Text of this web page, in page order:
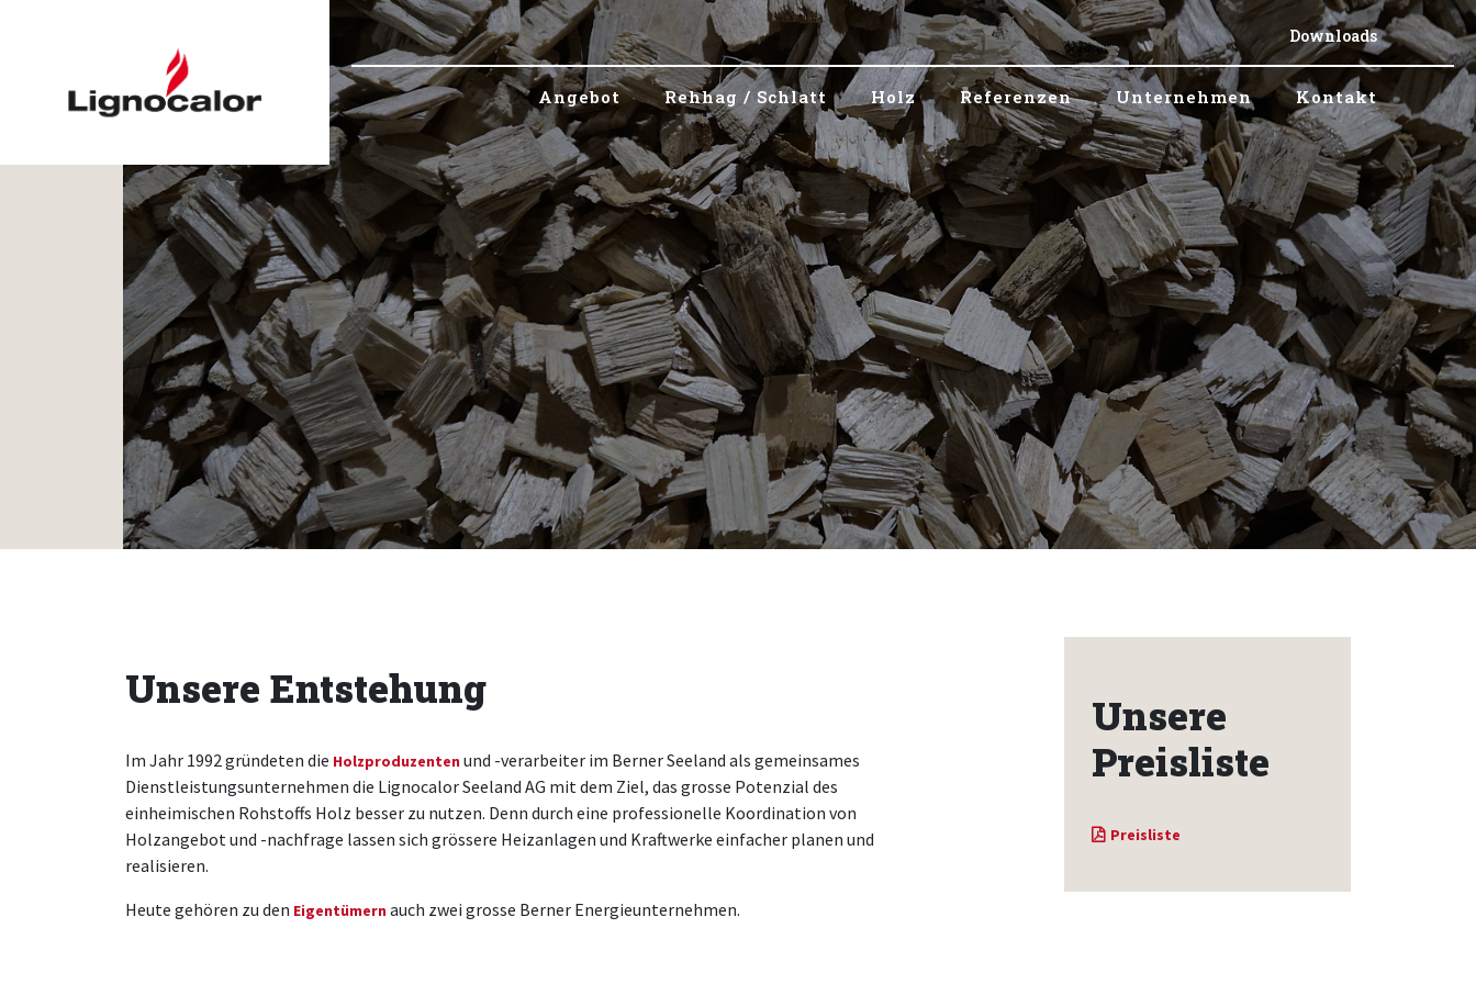
Downloads
Angebot Rehhag / Schlatt Holz Referenzen Unternehmen Kontakt
Unsere Entstehung
Im Jahr 1992 gründeten die Holzproduzenten und -verarbeiter im Berner Seeland als gemeinsames
Dienstleistungsunternehmen die Lignocalor Seeland AG mit dem Ziel, das grosse Potenzial des
einheimischen Rohstoffs Holz besser zu nutzen. Denn durch eine professionelle Koordination von
Holzangebot und -nachfrage lassen sich grössere Heizanlagen und Kraftwerke einfacher planen und
realisieren.
Heute gehören zu den Eigentümern auch zwei grosse Berner Energieunternehmen.
Unsere
Preisliste
Preisliste